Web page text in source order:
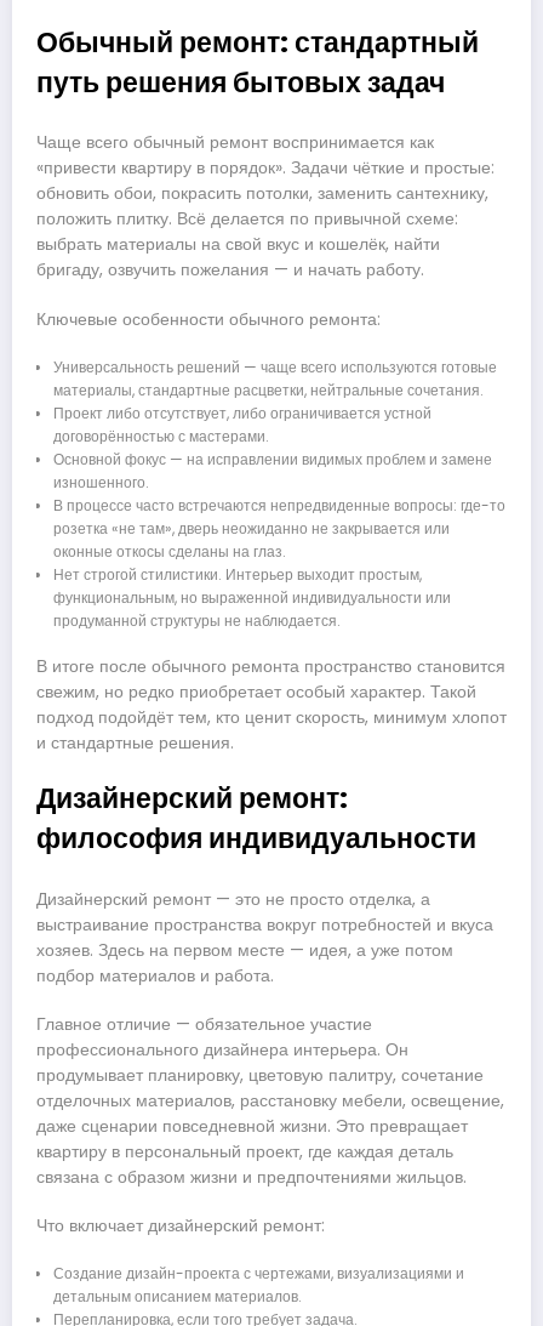
Обычный ремонт: стандартный
путь решения бытовых задач
Чаще всего обычный ремонт воспринимается как
«привести квартиру в порядок». Задачи чёткие и простые:
обновить обои, покрасить потолки, заменить сантехнику,
положить плитку. Всё делается по привычной схеме:
выбрать материалы на свой вкус и кошелёк, найти
бригаду, озвучить пожелания — и начать работу.
Ключевые особенности обычного ремонта:
Универсальность решений — чаще всего используются готовые
материалы, стандартные расцветки, нейтральные сочетания.
Проект либо отсутствует, либо ограничивается устной
договорённостью с мастерами.
Основной фокус — на исправлении видимых проблем и замене
изношенного.
В процессе часто встречаются непредвиденные вопросы: где-то
розетка «не там», дверь неожиданно не закрывается или
оконные откосы сделаны на глаз.
Нет строгой стилистики. Интерьер выходит простым,
функциональным, но выраженной индивидуальности или
продуманной структуры не наблюдается.
В итоге после обычного ремонта пространство становится
свежим, но редко приобретает особый характер. Такой
подход подойдёт тем, кто ценит скорость, минимум хлопот
и стандартные решения.
Дизайнерский ремонт:
философия индивидуальности
Дизайнерский ремонт — это не просто отделка, а
выстраивание пространства вокруг потребностей и вкуса
хозяев. Здесь на первом месте — идея, а уже потом
подбор материалов и работа.
Главное отличие — обязательное участие
профессионального дизайнера интерьера. Он
продумывает планировку, цветовую палитру, сочетание
отделочных материалов, расстановку мебели, освещение,
даже сценарии повседневной жизни. Это превращает
квартиру в персональный проект, где каждая деталь
связана с образом жизни и предпочтениями жильцов.
Что включает дизайнерский ремонт:
Создание дизайн-проекта с чертежами, визуализациями и
детальным описанием материалов.
Перепланировка, если того требует задача.